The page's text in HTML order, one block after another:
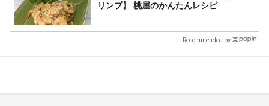
リンプ】 桃屋のかんたんレシピ
Recommended by